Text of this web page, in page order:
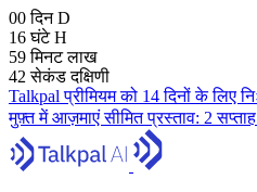
00 दिनD
16 घंटेH
59 मिनटलाख
41 सेकंडदक्षिणी
Talkpal प्रीमियम को 14 दिनों के लिए
मुफ़्त में आज़माएंसीमित प्रस्ताव: 2